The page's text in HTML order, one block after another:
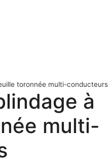
toronnée multi-conducteurs
à
multi-